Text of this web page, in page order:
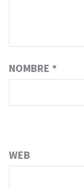
NOMBRE *
WEB